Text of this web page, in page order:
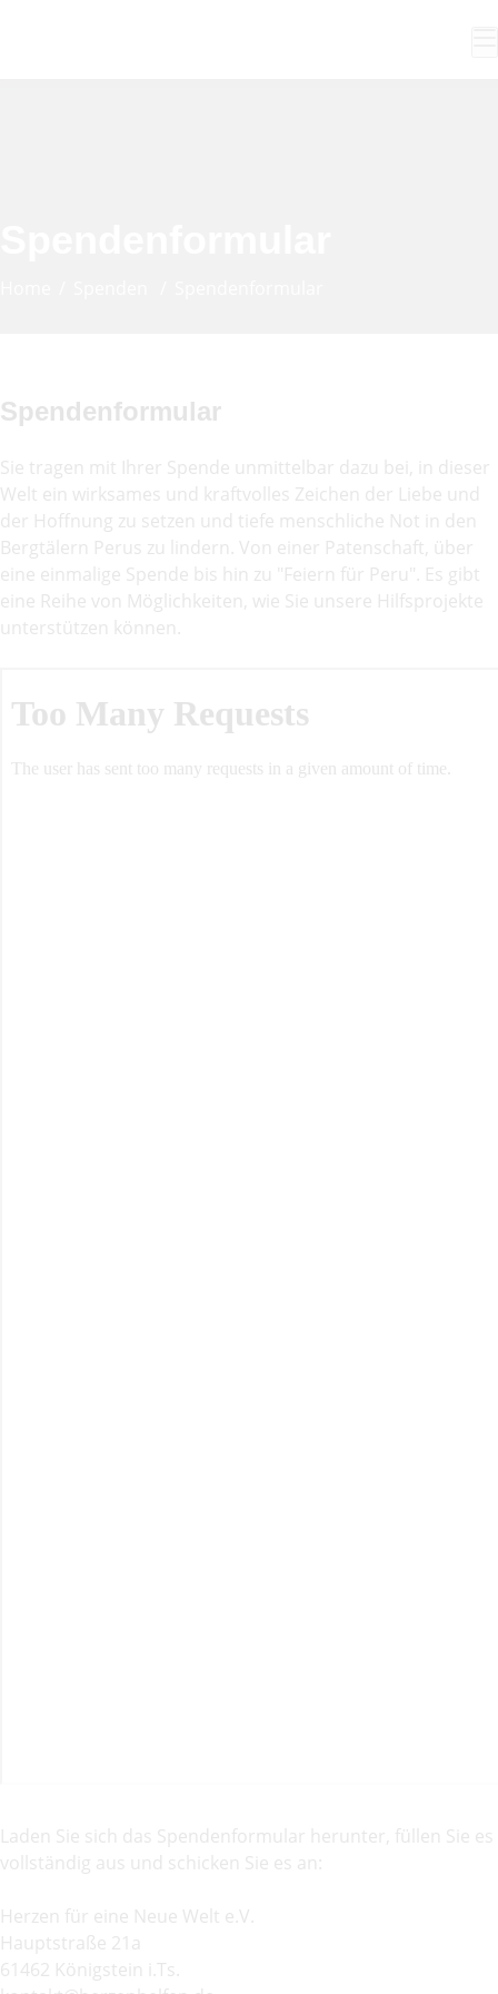
Spendenformular
Sie tragen mit Ihrer Spende unmittelbar dazu bei, in dieser
Welt ein wirksames und kraftvolles Zeichen der Liebe und
der Hoffnung zu setzen und tiefe menschliche Not in den
Bergtälern Perus zu lindern. Von einer Patenschaft, über
eine einmalige Spende bis hin zu "Feiern für Peru". Es gibt
eine Reihe von Möglichkeiten, wie Sie unsere Hilfsprojekte
unterstützen können.
Laden Sie sich das Spendenformular herunter, füllen Sie es
vollständig aus und schicken Sie es an:
Herzen für eine Neue Welt e.V.
Hauptstraße 21a
61462 Königstein i.Ts.